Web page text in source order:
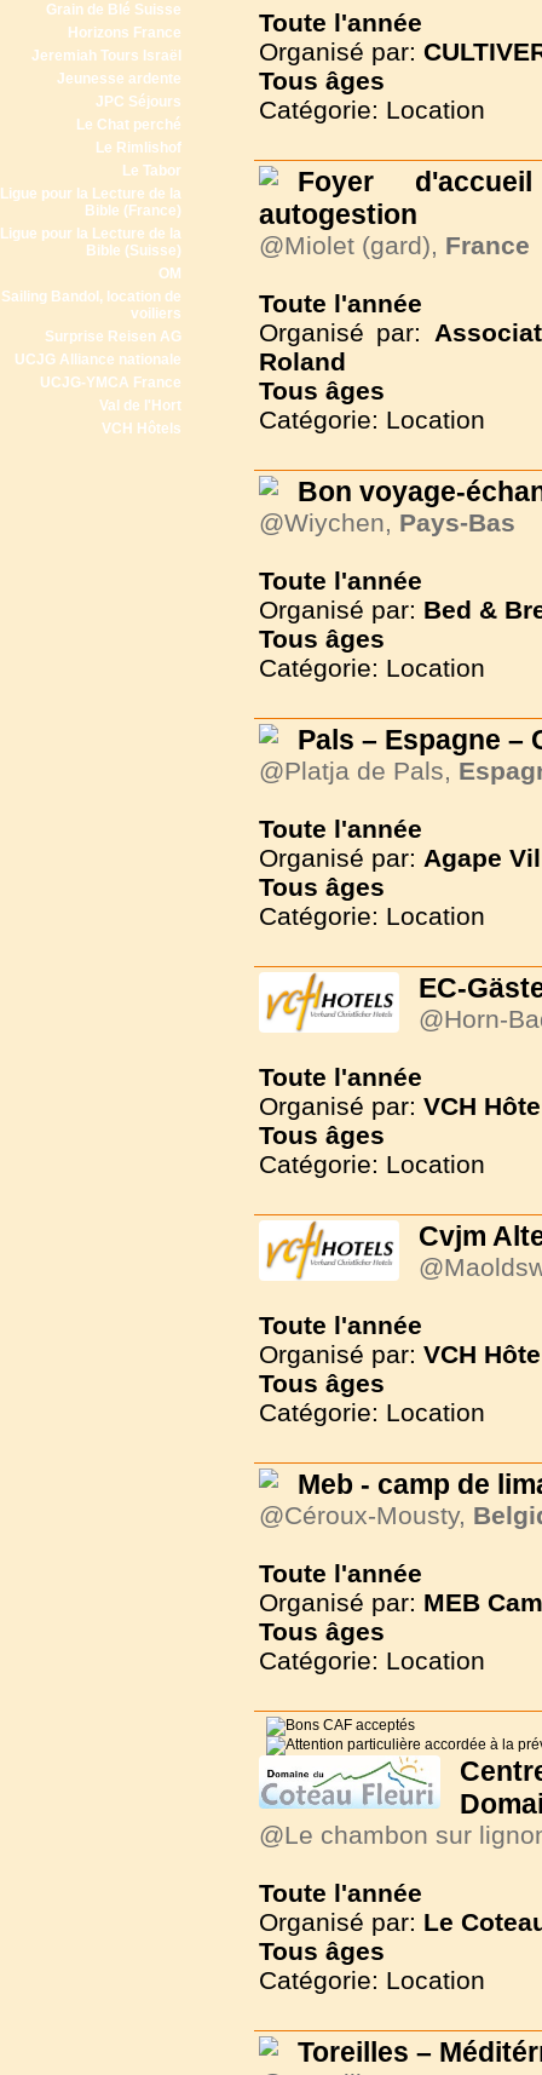
Grain de Blé Suisse
Horizons France
Jeremiah Tours Israël
Jeunesse ardente
JPC Séjours
Le Chat perché
Le Rimlishof
Le Tabor
Ligue pour la Lecture de la
Bible (France)
Ligue pour la Lecture de la
Bible (Suisse)
OM
Sailing Bandol, location de
voiliers
Surprise Reisen AG
UCJG Alliance nationale
UCJG-YMCA France
Val de l'Hort
VCH Hôtels
Toute l'année
Organisé par:
Tous âges
Catégorie: Location
Foyer
autogestion
@Miolet (gard), France
Toute l'année
Organisé par:
Roland
Tous âges
Catégorie: Location
Bon voyage-
@Wiychen, Pays-Bas
Toute l'année
Organisé par: Bed &
Tous âges
Catégorie: Location
Pals – Espagne –
@Platja de Pals,
Toute l'année
Organisé par: Agape
Tous âges
Catégorie: Location
EC-
@Horn-
Toute l'année
Organisé par: VCH
Tous âges
Catégorie: Location
Cvjm
Toute l'année
Organisé par: VCH
Tous âges
Catégorie: Location
Meb - camp de
@Céroux-Mousty,
Toute l'année
Organisé par: MEB
Tous âges
Catégorie: Location
@Le chambon sur
Toute l'année
Organisé par: Le
Tous âges
Catégorie: Location
Toreilles –